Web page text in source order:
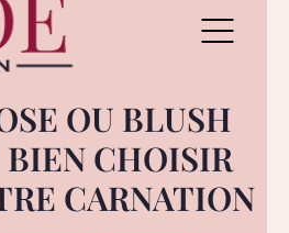
OU BLUSH
CHOISIR
CARNATION